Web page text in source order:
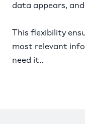
data appears,
This flexibility
most relevant
need it..